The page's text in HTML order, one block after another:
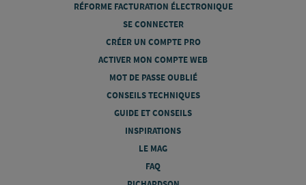
RÉFORME FACTURATION ÉLECTRONIQUE
SE CONNECTER
CRÉER UN COMPTE PRO
ACTIVER MON COMPTE WEB
MOT DE PASSE OUBLIÉ
CONSEILS TECHNIQUES
GUIDE ET CONSEILS
INSPIRATIONS
LE MAG
FAQ